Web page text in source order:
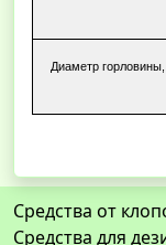
Диаметр
Средства от
Средства для